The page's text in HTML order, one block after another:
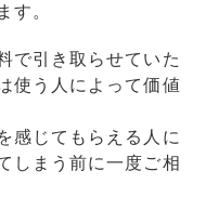
す。
で引き取らせていた
使う人によって価値
感じてもらえる人に
しまう前に一度ご相